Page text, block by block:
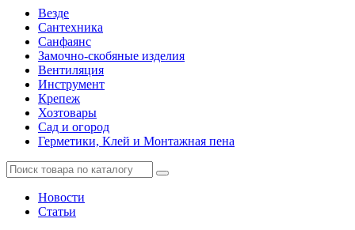
Везде
Сантехника
Санфаянс
Замочно-скобяные изделия
Вентиляция
Инструмент
Крепеж
Хозтовары
Сад и огород
Герметики, Клей и Монтажная пена
Новости
Статьи